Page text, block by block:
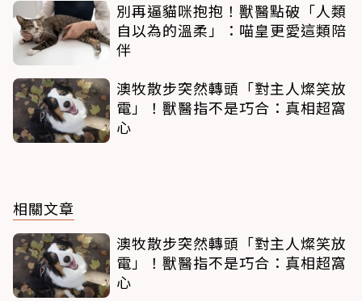
別再逼貓咪抱抱！獸醫點破「人類
自以為的溫柔」：喵皇更愛這類陪
伴
澳牧散步突然轉頭「對主人燦笑放
電」！獸醫指不是巧合：真相超窩
心
相關文章
澳牧散步突然轉頭「對主人燦笑放
電」！獸醫指不是巧合：真相超窩
心